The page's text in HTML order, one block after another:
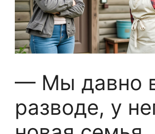
— Мы давно
разводе, у